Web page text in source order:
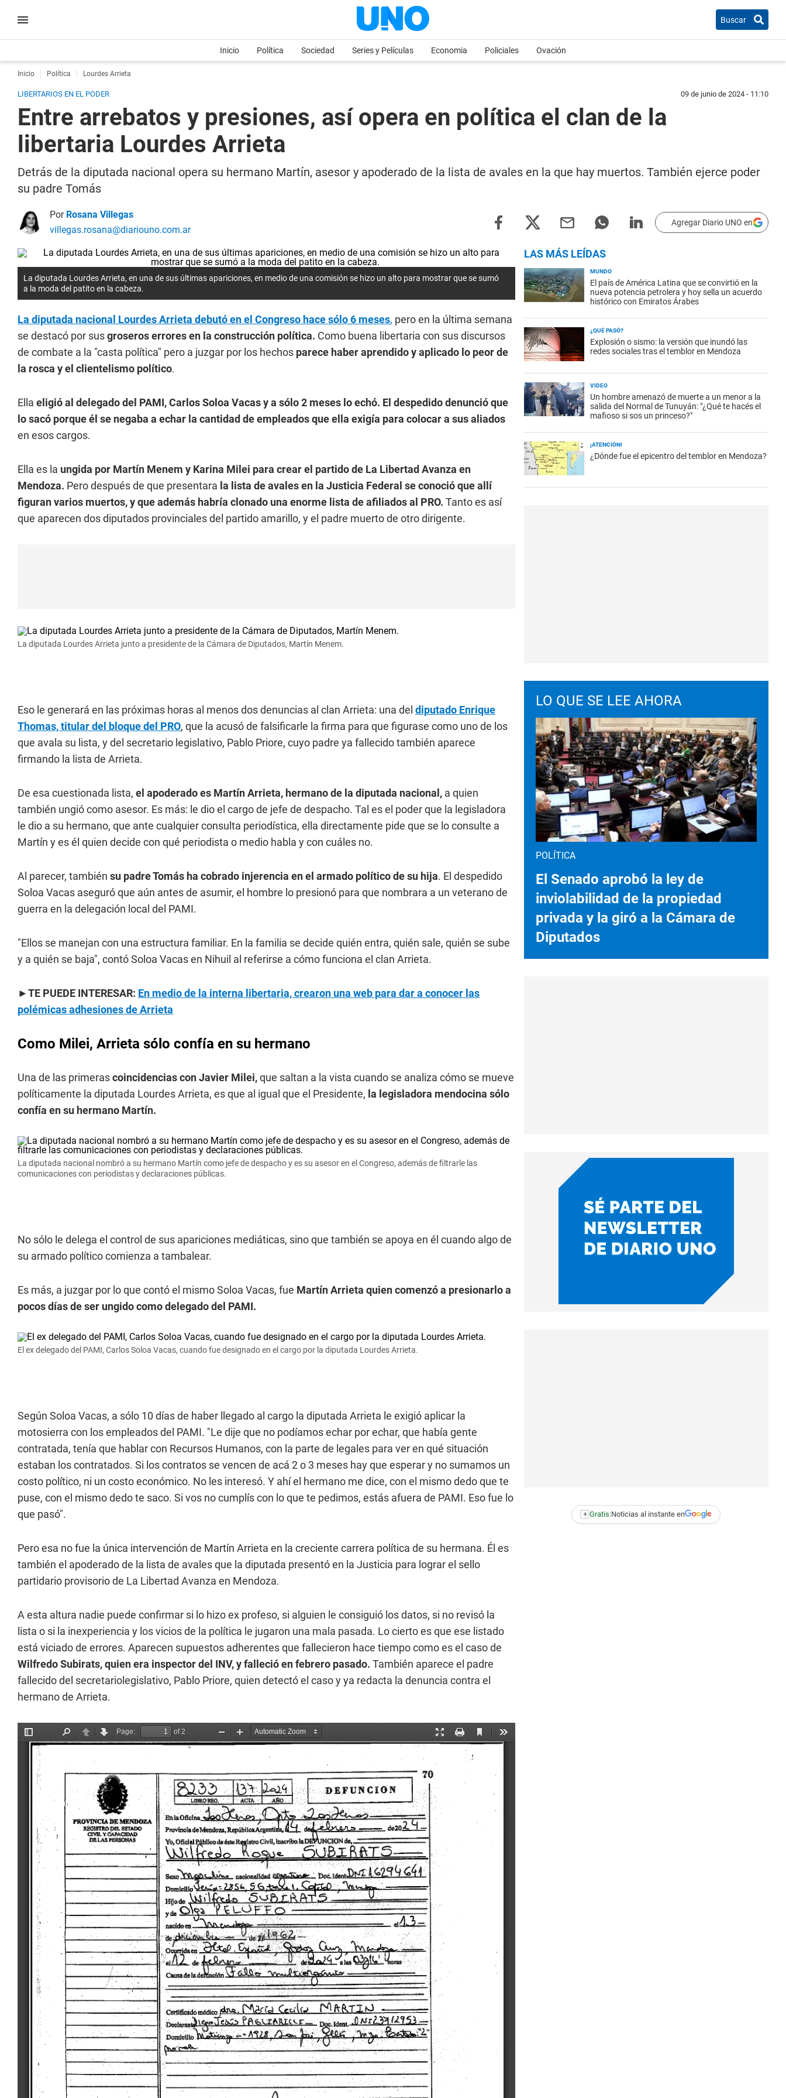
Buscar
Inicio Política Sociedad Series y Películas Economia Policiales Ovación
Inicio Política Lourdes Arrieta
LIBERTARIOS EN EL PODER 09 de junio de 2024 - 11:10
Entre arrebatos y presiones, así opera en política el clan de la
libertaria Lourdes Arrieta
Detrás de la diputada nacional opera su hermano Martín, asesor y apoderado de la lista de avales en la que hay muertos. También ejerce poder
su padre Tomás
Por Rosana Villegas
villegas.rosana@diariouno.com.ar
Agregar Diario UNO en
La diputada Lourdes Arrieta, en una de sus últimas apariciones, en medio de una comisión se hizo un alto para mostrar que se sumó
a la moda del patito en la cabeza.
La diputada nacional Lourdes Arrieta debutó en el Congreso hace sólo 6 meses, pero en la última semana
se destacó por susgroseros errores en la construcción política. Como buena libertaria con sus discursos
de combate a la "casta política" pero a juzgar por los hechos parece haber aprendido y aplicado lo peor de
la rosca y el clientelismo político.
Ella eligió al delegado del PAMI, Carlos Soloa Vacas y a sólo 2 meses lo echó. El despedido denunció que
lo sacó porque él se negaba a echar la cantidad de empleados que ella exigía para colocar a sus aliados
en esos cargos.
Ella es la ungida por Martín Menem y Karina Milei para crear el partido de La Libertad Avanza en
Mendoza. Pero después de que presentara la lista de avales en la Justicia Federal se conoció que allí
figuran varios muertos, y que además habría clonado una enorme lista de afiliados al PRO. Tanto es así
que aparecen dos diputados provinciales del partido amarillo, y el padre muerto de otro dirigente.
La diputada Lourdes Arrieta junto a presidente de la Cámara de Diputados, Martín Menem.
Eso le generará en las próximas horas al menos dos denuncias al clan Arrieta: una del diputado Enrique
Thomas, titular del bloque del PRO, que la acusó de falsificarle la firma para que figurase como uno de los
que avala su lista, y del secretario legislativo, Pablo Priore, cuyo padre ya fallecido también aparece
firmando la lista de Arrieta.
De esa cuestionada lista, el apoderado es Martín Arrieta, hermano de la diputada nacional, a quien
también ungió como asesor. Es más: le dio el cargo de jefe de despacho. Tal es el poder que la legisladora
le dio a su hermano, que ante cualquier consulta periodística, ella directamente pide que se lo consulte a
Martín y es él quien decide con qué periodista o medio habla y con cuáles no.
Al parecer, también su padre Tomás ha cobrado injerencia en el armado político de su hija. El despedido
Soloa Vacas aseguró que aún antes de asumir, el hombre lo presionó para que nombrara a un veterano de
guerra en la delegación local del PAMI.
"Ellos se manejan con una estructura familiar. En la familia se decide quién entra, quién sale, quién se sube
y a quién se baja", contó Soloa Vacas en Nihuil al referirse a cómo funciona el clan Arrieta.
►TE PUEDE INTERESAR: En medio de la interna libertaria, crearon una web para dar a conocer las
polémicas adhesiones de Arrieta
Como Milei, Arrieta sólo confía en su hermano
Una de las primerascoincidencias con Javier Milei,que saltan a la vista cuando se analiza cómo se mueve
políticamente la diputada Lourdes Arrieta, es que al igual que el Presidente, la legisladora mendocina sólo
confía en su hermano Martín.
La diputada nacional nombró a su hermano Martín como jefe de despacho y es su asesor en el Congreso, además de filtrarle las
comunicaciones con periodistas y declaraciones públicas.
No sólo le delega el control de sus apariciones mediáticas, sino que también se apoya en él cuando algo de
su armado político comienza a tambalear.
Es más, a juzgar por lo que contó el mismo Soloa Vacas, fue Martín Arrieta quien comenzó a presionarlo a
pocos días de ser ungido como delegado del PAMI.
El ex delegado del PAMI, Carlos Soloa Vacas, cuando fue designado en el cargo por la diputada Lourdes Arrieta.
Según Soloa Vacas, a sólo 10 días de haber llegado al cargo la diputada Arrieta le exigió aplicar la
motosierra con los empleados del PAMI. "Le dije que no podíamos echar por echar, que había gente
contratada, tenía que hablar con Recursos Humanos, con la parte de legales para ver en qué situación
estaban los contratados. Si los contratos se vencen de acá 2 o 3 meses hay que esperar y no sumamos un
costo político, ni un costo económico. No les interesó. Y ahí el hermano me dice, con el mismo dedo que te
puse, con el mismo dedo te saco. Si vos no cumplís con lo que te pedimos, estás afuera de PAMI. Eso fue lo
que pasó".
Pero esa no fue la única intervención de Martín Arrieta en la creciente carrera política de su hermana. Él es
también el apoderado de la lista de avales que la diputada presentó en la Justicia para lograr el sello
partidario provisorio de La Libertad Avanza en Mendoza.
A esta altura nadie puede confirmar si lo hizo ex profeso, si alguien le consiguió los datos, si no revisó la
lista o si la inexperiencia y los vicios de la política le jugaron una mala pasada. Lo cierto es que ese listado
está viciado de errores. Aparecen supuestos adherentes que fallecieron hace tiempo como es el caso de
Wilfredo Subirats, quien era inspector del INV, y falleció en febrero pasado. También aparece el padre
fallecido del secretariolegislativo, Pablo Priore, quien detectó el caso y ya redacta la denuncia contra el
hermano de Arrieta.
LAS MÁS LEÍDAS
MUNDO
El país de América Latina que se convirtió en la
nueva potencia petrolera y hoy sella un acuerdo
histórico con Emiratos Árabes
¿QUÉ PASÓ?
Explosión o sismo: la versión que inundó las
redes sociales tras el temblor en Mendoza
VIDEO
Un hombre amenazó de muerte a un menor a la
salida del Normal de Tunuyán: "¿Qué te hacés el
mafioso si sos un princeso?"
¡ATENCIÓN!
¿Dónde fue el epicentro del temblor en Mendoza?
LO QUE SE LEE AHORA
POLÍTICA
El Senado aprobó la ley de
inviolabilidad de la propiedad
privada y la giró a la Cámara de
Diputados
+ Gratis:Noticias al instante en